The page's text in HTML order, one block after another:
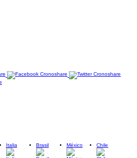
Italia Brasil México Chile